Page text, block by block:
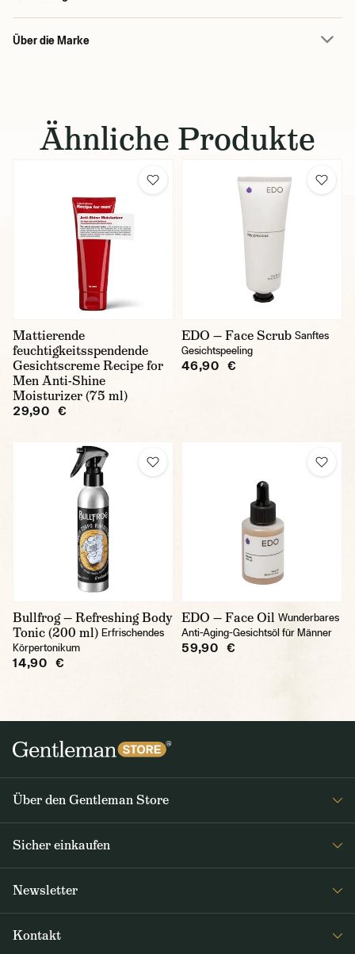
Über die Marke
Ähnliche Produkte
Mattierende
feuchtigkeitsspendende
Gesichtscreme Recipe for
Men Anti-Shine
Moisturizer (75 ml)
29,90 €
EDO — Face Scrub Sanftes
Gesichtspeeling
46,90 €
Bullfrog — Refreshing Body
Tonic (200 ml) Erfrischendes
Körpertonikum
14,90 €
EDO — Face Oil Wunderbares
Anti-Aging-Gesichtsöl für Männer
59,90 €
Über den Gentleman Store
Journal
Sicher einkaufen
AGB / Datenschutz
Newsletter
Gentleman Store sowie Nachrichten über neue Produkte und
Kontakt